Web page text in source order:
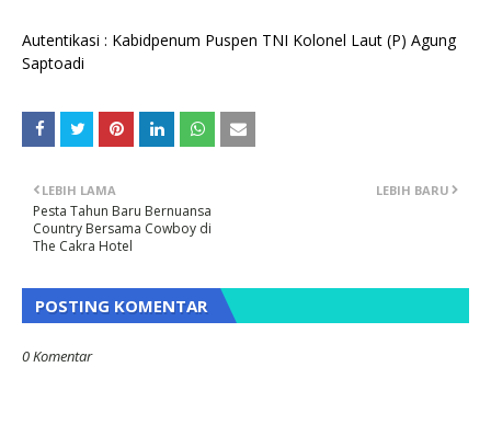
Autentikasi : Kabidpenum Puspen TNI Kolonel Laut (P) Agung
Saptoadi
LEBIH BARU
LEBIH LAMA
Pesta Tahun Baru Bernuansa
Country Bersama Cowboy di
The Cakra Hotel
POSTING KOMENTAR
0 Komentar